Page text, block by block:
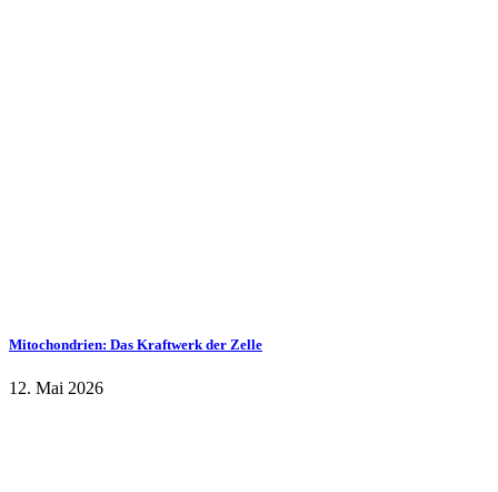
Mitochondrien: Das Kraftwerk der Zelle
12. Mai 2026